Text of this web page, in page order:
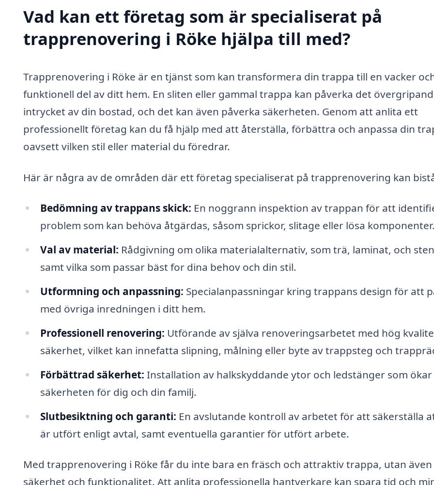
Vad kan ett företag som är specialiserat på
trapprenovering i Röke hjälpa till med?
Trapprenovering i Röke är en tjänst som kan transformera din trappa till en vacker
funktionell del av ditt hem. En sliten eller gammal trappa kan påverka det
intrycket av din bostad, och det kan även påverka säkerheten. Genom att anlita ett
professionellt företag kan du få hjälp med att återställa, förbättra och anpassa din
oavsett vilken stil eller material du föredrar.
Här är några av de områden där ett företag specialiserat på trapprenovering kan
Bedömning av trappans skick: En noggrann inspektion av trappan för att
problem som kan behöva åtgärdas, såsom sprickor, slitage eller lösa komponenter.
Val av material: Rådgivning om olika materialalternativ, som trä, laminat, och
samt vilka som passar bäst for dina behov och din stil.
Utformning och anpassning: Specialanpassningar kring trappans design för att
med övriga inredningen i ditt hem.
Professionell renovering: Utförande av själva renoveringsarbetet med hög
säkerhet, vilket kan innefatta slipning, målning eller byte av trappsteg och
Förbättrad säkerhet: Installation av halkskyddande ytor och ledstänger som ökar
säkerheten för dig och din familj.
Slutbesiktning och garanti: En avslutande kontroll av arbetet för att säkerställa
är utfört enligt avtal, samt eventuella garantier för utfört arbete.
Med trapprenovering i Röke får du inte bara en fräsch och attraktiv trappa, utan även
säkerhet och funktionalitet. Att anlita professionella hantverkare kan spara tid och